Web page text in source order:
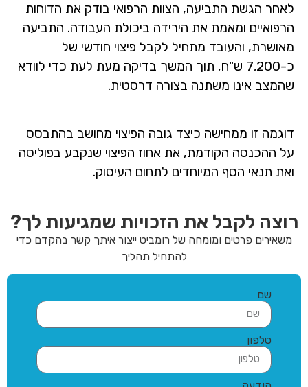
לאחר הגשת התביעה, הצוות הרפואי בודק את הדוחות
הרפואיים ומאמת את הירידה ביכולת העבודה. התביעה
מאושרת, והעובד מתחיל לקבל פיצוי חודשי של
כ-7,200 ש"ח, תוך המשך בדיקה מעת לעת כדי לוודא
שהמצב אינו משתנה בצורה דרסטית.
דוגמה זו ממחישה כיצד גובה הפיצוי מחושב בהתבסס
על ההכנסה הקודמת, את אחוז הפיצוי שנקבע בפוליסה
ואת תנאי הסף המיוחדים לתחום העיסוק.
רוצה לקבל את הזכויות שמגיעות לך?
משאירים פרטים ומומחה של רומביט ייצור איתך קשר בהקדם כדי
להתחיל תהליך
שם
טלפון